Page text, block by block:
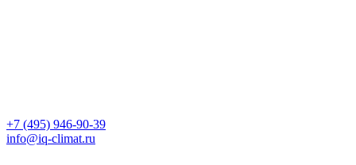
+7 (495) 946-90-39
info@iq-climat.ru